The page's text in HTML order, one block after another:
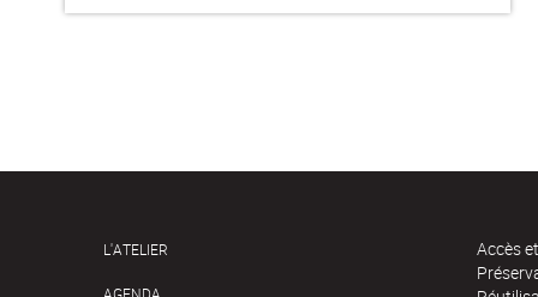
L'ATELIER
Accès